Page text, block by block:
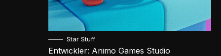
Star Stuff
Entwickler: Animo Games Studio